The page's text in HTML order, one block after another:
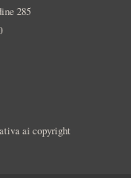
285
ai copyright